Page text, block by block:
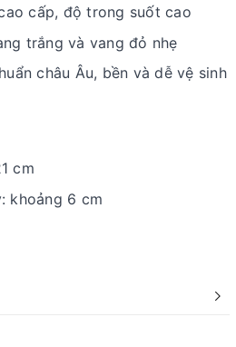
cấp, độ trong suốt cao
trắng và vang đỏ nhẹ
châu Âu, bền và dễ vệ sinh
cm
khoảng 6 cm